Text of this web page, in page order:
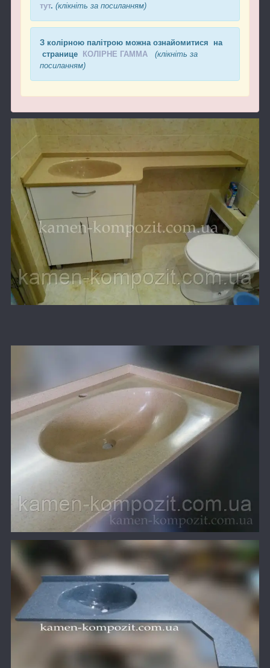
тут. (клікніть за посиланням)
З колірною палітрою можна ознайомитися на
странице
КОЛІРНЕ ГАММА
(клікніть за
посиланням)